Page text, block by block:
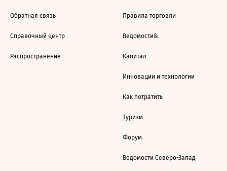
Обратная связь
Справочный центр
Распространение
Правила торговли
Ведомости&
Капитал
Инновации и технологии
Как потратить
Туризм
Форум
Ведомости Северо-Запад